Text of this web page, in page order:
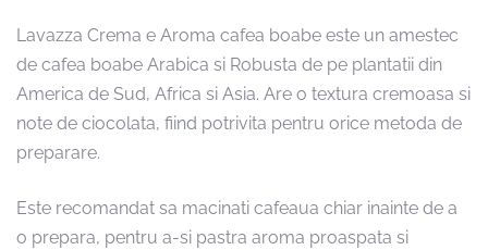
Lavazza Crema e Aroma cafea boabe este un amestec
de cafea boabe Arabica si Robusta de pe plantatii din
America de Sud, Africa si Asia. Are o textura cremoasa si
note de ciocolata, fiind potrivita pentru orice metoda de
preparare.
Este recomandat sa macinati cafeaua chiar inainte de a
o prepara, pentru a-si pastra aroma proaspata si